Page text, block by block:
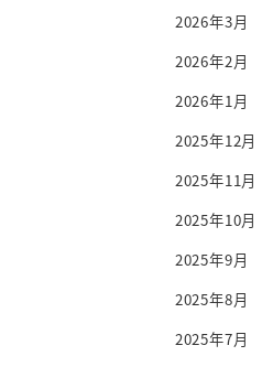
2026年3月
2026年2月
2026年1月
2025年12月
2025年11月
2025年10月
2025年9月
2025年8月
2025年7月